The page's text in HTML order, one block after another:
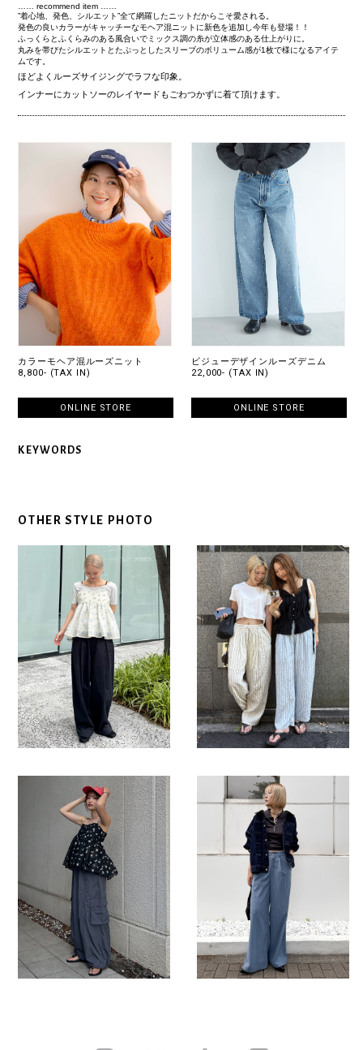
…… recommend item ……
”着心地、発色、シルエット”全て網羅したニットだからこそ愛される。
発色の良いカラーがキャッチーなモヘア混ニットに新色を追加し今年も登場！！
ふっくらとふくらみのある風合いでミックス調の糸が立体感のある仕上がりに。
丸みを帯びたシルエットとたぷっとしたスリーブのボリューム感が1枚で様になるアイテ
ムです。
ほどよくルーズサイジングでラフな印象。
インナーにカットソーのレイヤードもごわつかずに着て頂けます。
カラーモヘア混ルーズニット
8,800- (TAX IN)
ONLINE STORE
ビジューデザインルーズデニム
22,000- (TAX IN)
ONLINE STORE
KEYWORDS
OTHER STYLE PHOTO